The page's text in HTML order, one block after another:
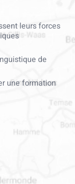
leurs forces
de
une formation